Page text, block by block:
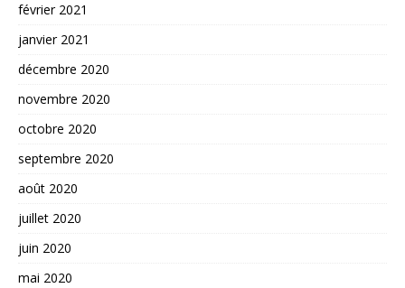
février 2021
janvier 2021
décembre 2020
novembre 2020
octobre 2020
septembre 2020
août 2020
juillet 2020
juin 2020
mai 2020